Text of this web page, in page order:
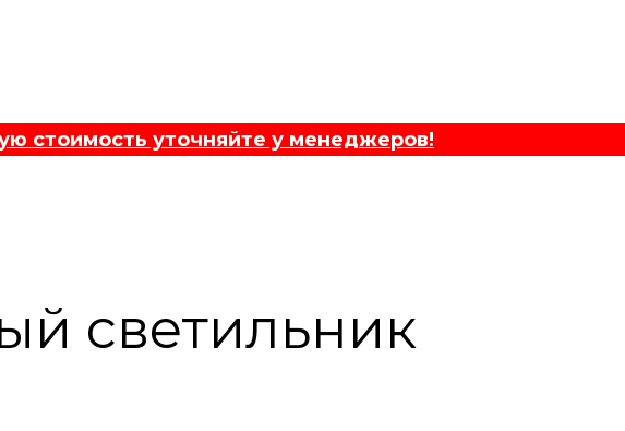
стоимость уточняйте у менеджеров!
светильник